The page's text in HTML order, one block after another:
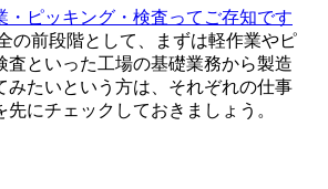
・ピッキング・検査ってご存知です
の前段階として、まずは軽作業やピ
査といった工場の基礎業務から製造
みたいという方は、それぞれの仕事
先にチェックしておきましょう。